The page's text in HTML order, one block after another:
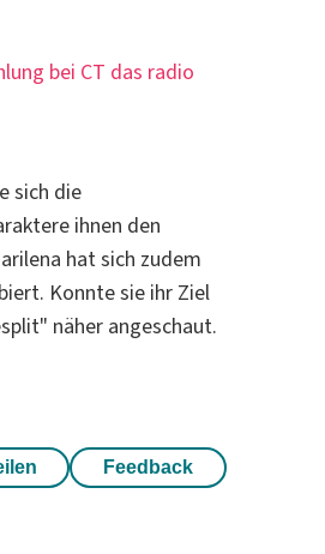
bei CT das radio
sich die
ihnen den
hat sich zudem
Konnte sie ihr Ziel
näher angeschaut.
Feedback